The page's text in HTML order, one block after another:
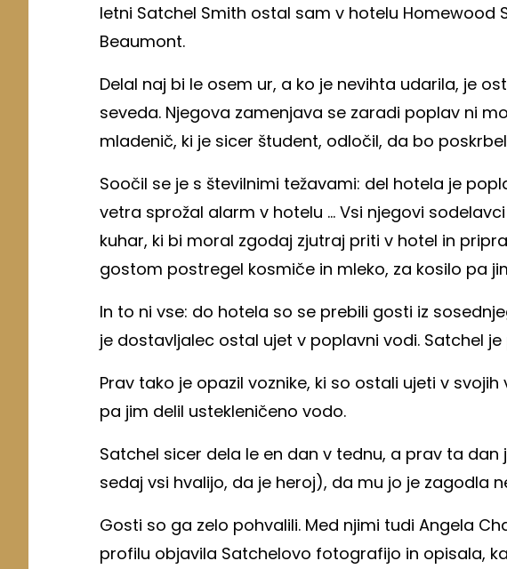
letni Satchel Smith ostal sam v hotelu Homewood
Beaumont.
Delal naj bi le osem ur, a ko je nevihta udarila, je
seveda. Njegova zamenjava se zaradi poplav ni
mladenič, ki je sicer študent, odločil, da bo
Soočil se je s številnimi težavami: del hotela je
vetra sprožal alarm v hotelu ... Vsi njegovi
kuhar, ki bi moral zgodaj zjutraj priti v hotel in
gostom postregel kosmiče in mleko, za kosilo pa
In to ni vse: do hotela so se prebili gosti iz
je dostavljalec ostal ujet v poplavni vodi. Satchel je
Prav tako je opazil voznike, ki so ostali ujeti v
pa jim delil ustekleničeno vodo.
Satchel sicer dela le en dan v tednu, a prav ta
sedaj vsi hvalijo, da je heroj), da mu jo je zagodla
Gosti so ga zelo pohvalili. Med njimi tudi Angela
profilu objavila Satchelovo fotografijo in opisala,